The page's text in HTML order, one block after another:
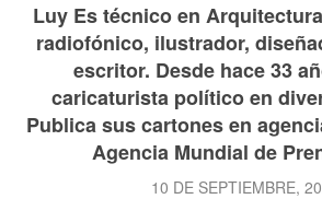
Luy Es técnico en
radiofónico, ilustrador,
escritor. Desde hace 33
caricaturista político en
Publica sus cartones en
Agencia Mundial de
10 DE SEPTIEMBRE,